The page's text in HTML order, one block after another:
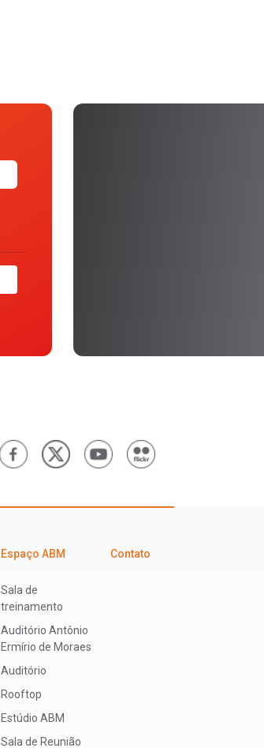
Espaço ABM
Sala de
treinamento
Auditório Antônio
Ermírio de Moraes
Auditório
Rooftop
Estúdio ABM
Sala de Reunião
Contato